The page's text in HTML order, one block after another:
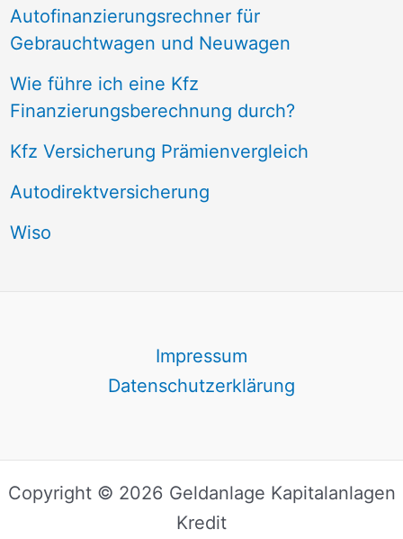
Autofinanzierungsrechner für
Gebrauchtwagen und Neuwagen
Wie führe ich eine Kfz
Finanzierungsberechnung durch?
Kfz Versicherung Prämienvergleich
Autodirektversicherung
Wiso
Impressum
Datenschutzerklärung
Copyright © 2026 Geldanlage Kapitalanlagen
Kredit